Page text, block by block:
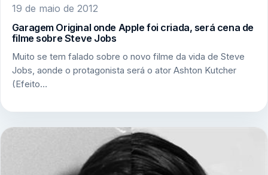
19 de maio de 2012
Garagem Original onde Apple foi criada, será cena de
filme sobre Steve Jobs
Muito se tem falado sobre o novo filme da vida de Steve
Jobs, aonde o protagonista será o ator Ashton Kutcher
(Efeito…